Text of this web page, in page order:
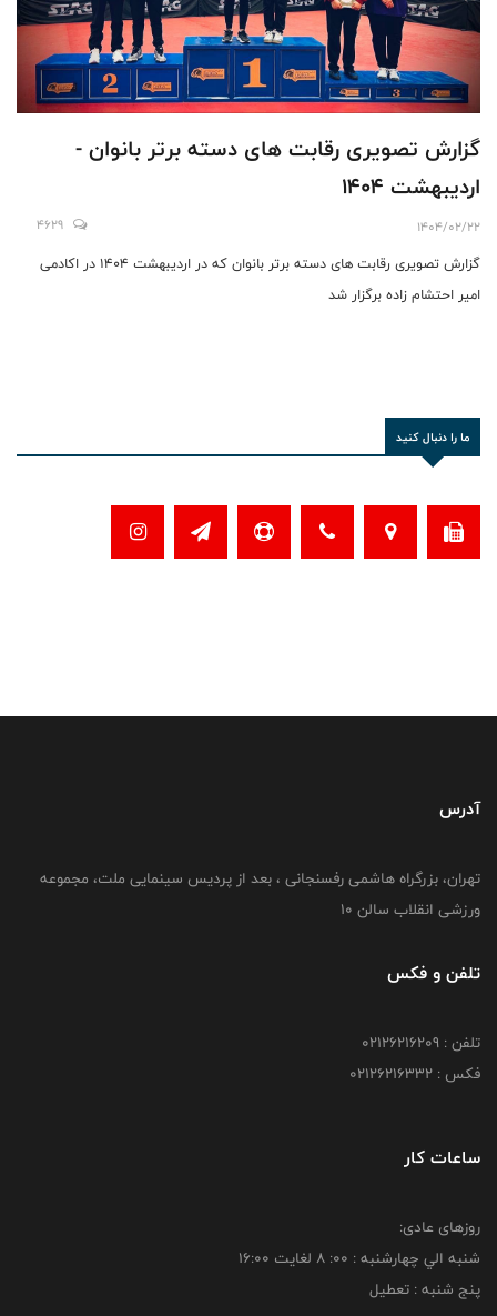
گزارش تصویری رقابت های دسته برتر بانوان -
اردیبهشت ۱۴۰۴
1404/02/22
4629
گزارش تصویری رقابت های دسته برتر بانوان که در اردیبهشت ۱۴۰۴ در اکادمی
امیر احتشام زاده برگزار شد
ما را دنبال کنید
آدرس
تهران، بزرگراه هاشمی رفسنجانی ، بعد از پردیس سینمایی ملت، مجموعه
ورزشی انقلاب سالن 10
تلفن و فکس
تلفن : 02126216209
فکس : 02126216332
ساعات کار
روزهای عادی:
شنبه الي چهارشنبه : 00: 8 لغايت 16:00
پنج شنبه : تعطیل